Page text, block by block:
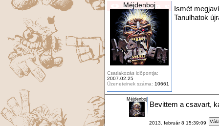
Méjdenboj
Csatlakozás időpontja:
2007.02.25
Üzeneteinek száma: 10661
Ismét
Tanulhatok
Méjdenboj
Bevittem a csavart,
2013. február 8 15:39:09